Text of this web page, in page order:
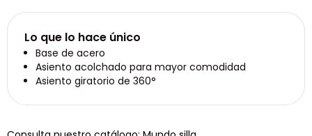
Lo que lo hace único
Base de acero
Asiento acolchado para mayor comodidad
Asiento giratorio de 360°